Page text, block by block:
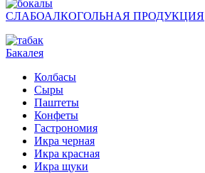
СЛАБОАЛКОГОЛЬНАЯ ПРОДУКЦИЯ
Бакалея
Колбасы
Сыры
Паштеты
Конфеты
Гастрономия
Икра черная
Икра красная
Икра щуки